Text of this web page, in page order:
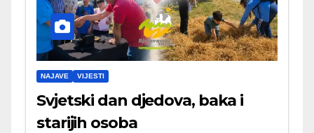
NAJAVE VIJESTI
Svjetski dan djedova, baka i
starijih osoba